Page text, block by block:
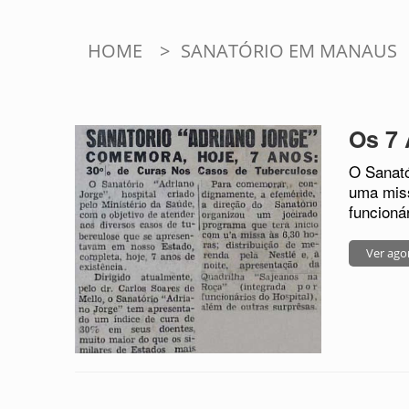
HOME > SANATÓRIO EM MANAUS
Os 7
O
uma
Ver